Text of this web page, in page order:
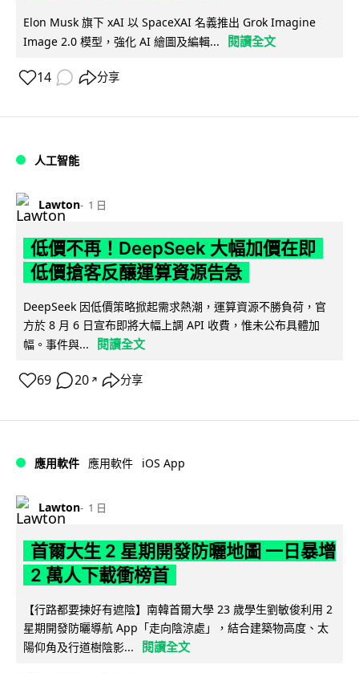
Elon Musk 旗下 xAI 以 SpaceXAI 名義推出 Grok Imagine
Image 2.0 模型，強化 AI 繪圖及編輯...
閱讀全文
14 分享
人工智能
Lawton 1 日
低價不再！DeepSeek 大幅加價在即
低價搶客反釀運算資源告急
DeepSeek 因低價策略掀起需求熱潮，運算資源不勝負荷，官
方於 8 月 6 日宣布即將大幅上調 API 收費，惟未公布具體加
幅。事件與...
閱讀全文
69 20 ↗ 分享
應用軟件 應用軟件 iOS App
Lawton 1 日
首爾大生 2 星期開發防曬地圖 一日暴增
2 萬人下載衝榜首
【行路都要揀好有遮陰】南韓首爾大學 23 歲學生劉敏俊利用 2
星期開發防曬導航 App「走向陰涼處」，結合建築物高度、太
陽仰角及行道樹陰影...
閱讀全文